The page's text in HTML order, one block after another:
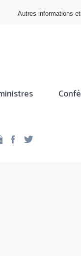
Autres informations
Facebook